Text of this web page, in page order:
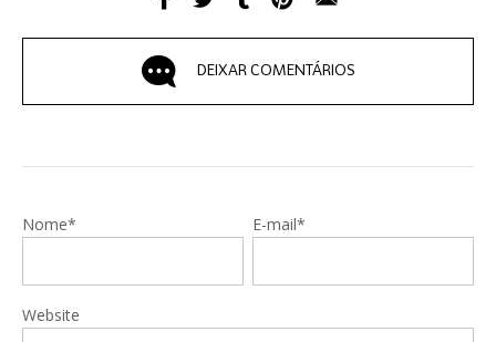
DEIXAR COMENTÁRIOS
Nome* E-mail*
Website